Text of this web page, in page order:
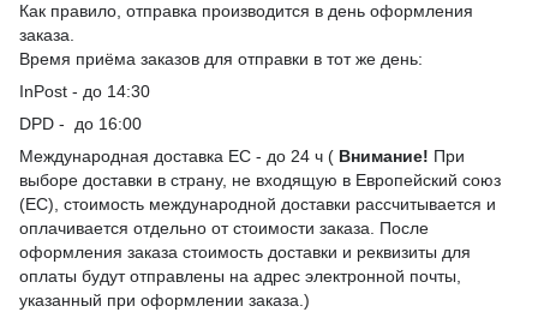
Как правило, отправка производится в день оформления
заказа.
Время приёма заказов для отправки в тот же день:
InPost - до 14:30
DPD - до 16:00
Международная доставка ЕС - до 24 ч ( Внимание! При
выборе доставки в страну, не входящую в Европейский союз
(ЕС), стоимость международной доставки рассчитывается и
оплачивается отдельно от стоимости заказа. После
оформления заказа стоимость доставки и реквизиты для
оплаты будут отправлены на адрес электронной почты,
указанный при оформлении заказа.)